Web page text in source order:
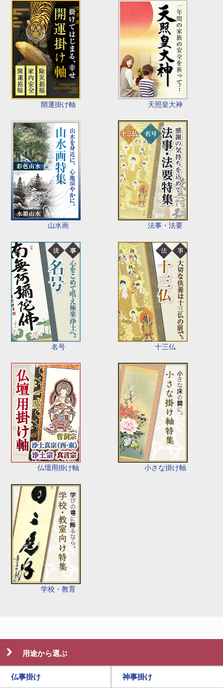
開運掛け軸 天照皇大神
山水画 法事・法要
名号 十三仏
仏壇用掛け軸 小さな掛け軸
学校・教育
用途から選ぶ
仏事掛け 神事掛け